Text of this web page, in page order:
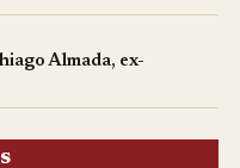
Almada, ex-